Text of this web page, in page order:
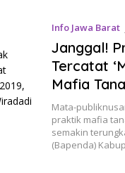
Info Jawa Barat
Janggal!
Tercatat
Mafia
Mata-
praktik mafia
semakin
(Bapenda)